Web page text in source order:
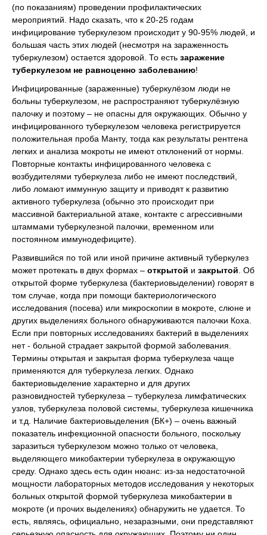
(по показаниям) проведении профилактических
мероприятий. Надо сказать, что к 20-25 годам
инфицирование туберкулезом происходит у 90-95% людей, и
большая часть этих людей (несмотря на зараженность
туберкулезом) остается здоровой. То есть заражение
туберкулезом не равноценно заболеванию!
Инфицированные (зараженные) туберкулёзом люди не
больны туберкулезом, не распространяют туберкулёзную
палочку и поэтому – не опасны для окружающих. Обычно у
инфицированного туберкулезом человека регистрируется
положительная проба Манту, тогда как результаты рентгена
легких и анализа мокроты не имеют отклонений от нормы.
Повторные контакты инфицированного человека с
возбудителями туберкулеза либо не имеют последствий,
либо ломают иммунную защиту и приводят к развитию
активного туберкулеза (обычно это происходит при
массивной бактериальной атаке, контакте с агрессивными
штаммами туберкулезной палочки, временном или
постоянном иммунодефиците).
Развившийся по той или иной причине активный туберкулез
может протекать в двух формах – открытой и закрытой . Об
открытой форме туберкулеза (бактериовыделении) говорят в
том случае, когда при помощи бактериологического
исследования (посева) или микроскопии в мокроте, слюне и
других выделениях больного обнаруживаются палочки Коха.
Если при повторных исследованиях бактерий в выделениях
нет - больной страдает закрытой формой заболевания.
Термины открытая и закрытая форма туберкулеза чаще
применяются для туберкулеза легких. Однако
бактериовыделение характерно и для других
разновидностей туберкулеза – туберкулеза лимфатических
узлов, туберкулеза половой системы, туберкулеза кишечника
и т.д. Наличие бактериовыделения (БК+) – очень важный
показатель инфекционной опасности больного, поскольку
заразиться туберкулезом можно только от человека,
выделяющего микобактерии туберкулеза в окружающую
среду. Однако здесь есть один нюанс: из-за недостаточной
мощности лабораторных методов исследования у некоторых
больных открытой формой туберкулеза микобактерии в
мокроте (и прочих выделениях) обнаружить не удается. То
есть, являясь, официально, незаразными, они представляют